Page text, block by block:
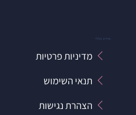
מידע כללי
מדיניות פרטיות
תנאי השימוש
הצהרת נגישות